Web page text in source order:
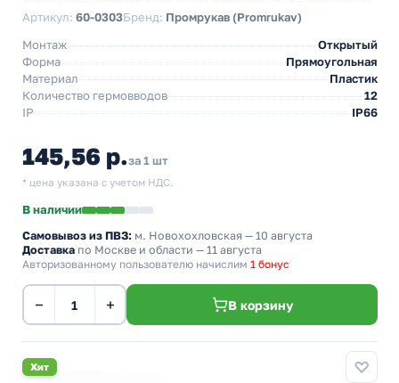
Артикул: 60-0303Бренд: Промрукав (Promrukav)
Монтаж
Открытый
Форма
Прямоугольная
Материал
Пластик
Количество гермовводов
12
IP
IP66
145,56 р.за 1 шт
* цена указана с учетом НДС.
В наличии
Самовывоз из ПВЗ: м. Новохохловская — 10 августа
Доставка по Москве и области — 11 августа
Авторизованному пользователю начислим 1 бонус
− + В корзину
Хит